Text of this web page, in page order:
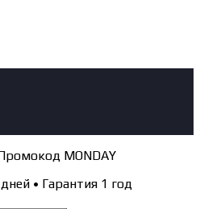
MONDAY
• Гарантия 1 год